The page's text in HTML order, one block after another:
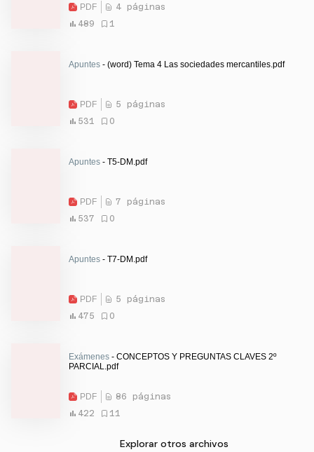
PDF
4 páginas
489
1
Apuntes - (word) Tema 4 Las sociedades mercantiles.pdf
PDF
5 páginas
531
0
Apuntes - T5-DM.pdf
PDF
7 páginas
537
0
Apuntes - T7-DM.pdf
PDF
5 páginas
475
0
Exámenes - CONCEPTOS Y PREGUNTAS CLAVES 2º
PARCIAL.pdf
PDF
86 páginas
422
11
Explorar otros archivos